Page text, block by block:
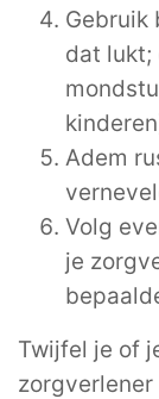
Gebruik
dat lukt;
Adem
Volg
je
Twijfel je of
zorgverlener